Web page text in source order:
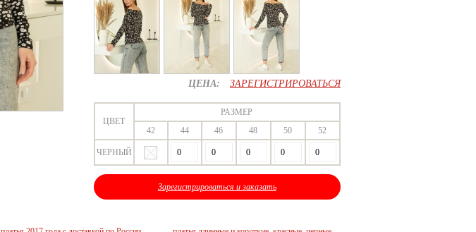
ЦЕНА: ЗАРЕГИСТРИРОВАТЬСЯ
ЦВЕТ
РАЗМЕР
42
44 46 48 50 52
ЧЕРНЫЙ
Зарегистрироваться и заказать